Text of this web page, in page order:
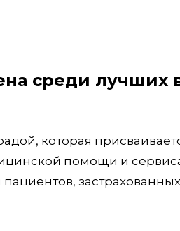
среди лучших
которая
помощи и